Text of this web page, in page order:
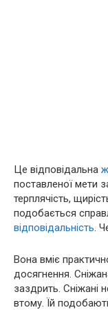
Це відповідальна
поставленої мети
терплячість,
подобається
відповідальність .
Вона вміє
досягнення.
заздрить. Сніжані
втому. Їй